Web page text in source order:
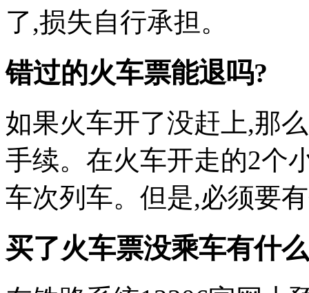
了,损失自行承担。
错过的火车票能退吗?
如果火车开了没赶上,那
手续。在火车开走的2个
车次列车。但是,必须要
买了火车票没乘车有什